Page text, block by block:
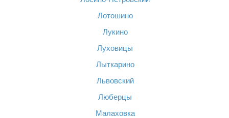
Лотошино
Лукино
Луховицы
Лыткарино
Львовский
Люберцы
Малаховка